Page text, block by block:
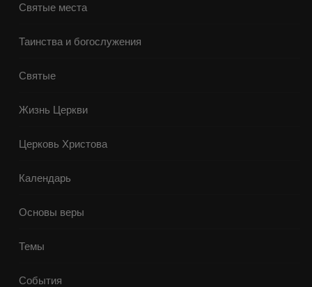
Святые места
Таинства и богослужения
Святые
Жизнь Церкви
Церковь Христова
Календарь
Основы веры
Темы
События